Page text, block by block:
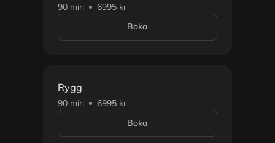
90 min
6995 kr
Boka
Rygg
90 min
6995 kr
Boka